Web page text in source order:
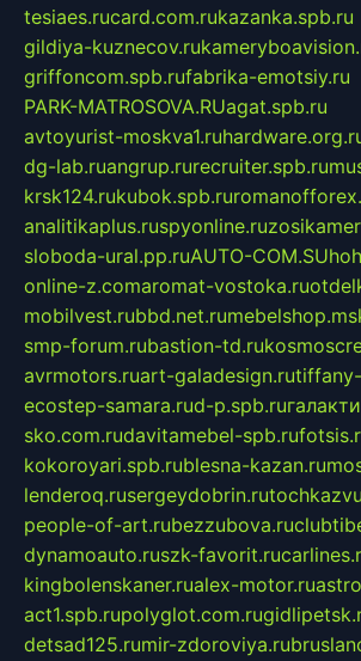
tesiaes.rucard.com.rukazanka.spb.ru
gildiya-kuznecov.ru
griffoncom.spb.rufabrika-emotsiy.ru
PARK-MATROSOVA.RUagat.spb.ru
avtoyurist-moskva1.ru
dg-lab.ruangrup.rurecruiter.spb.ru
krsk124.rukubok.spb.ru
analitikaplus.ruspyonline.ru
sloboda-ural.pp.ruAUTO-COM.SU
online-z.comaromat-vostoka.ru
mobilvest.rubbd.net.ru
smp-forum.rubastion-td.ru
avrmotors.ruart-galadesign.ru
ecostep-samara.rud-p.spb.ru
sko.com.rudavitamebel-spb.ru
kokoroyari.spb.rublesna-kazan.ru
lenderoq.rusergeydobrin.ru
people-of-art.rubezzubova.ru
dynamoauto.ruszk-favorit.ru
kingbolenskaner.rualex-motor.ru
act1.spb.rupolyglot.com.ru
detsad125.rumir-zdoroviya.ru